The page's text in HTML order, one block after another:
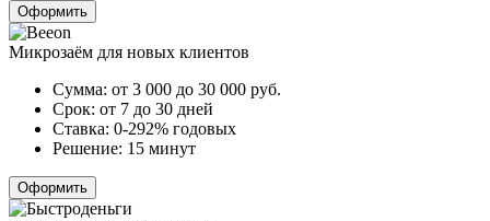
Оформить
Микрозаём для новых клиентов
Сумма: от 3 000 до 30 000 руб.
Срок: от 7 до 30 дней
Ставка: 0-292% годовых
Решение: 15 минут
Оформить